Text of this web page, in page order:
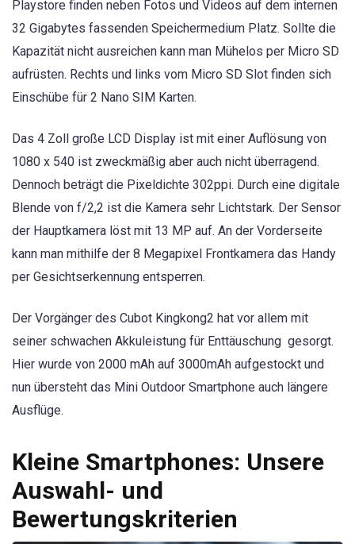
Playstore finden neben Fotos und Videos auf dem internen
32 Gigabytes fassenden Speichermedium Platz. Sollte die
Kapazität nicht ausreichen kann man Mühelos per Micro SD
aufrüsten. Rechts und links vom Micro SD Slot finden sich
Einschübe für 2 Nano SIM Karten.
Das 4 Zoll große LCD Display ist mit einer Auflösung von
1080 x 540 ist zweckmäßig aber auch nicht überragend.
Dennoch beträgt die Pixeldichte 302ppi. Durch eine digitale
Blende von f/2,2 ist die Kamera sehr Lichtstark. Der Sensor
der Hauptkamera löst mit 13 MP auf. An der Vorderseite
kann man mithilfe der 8 Megapixel Frontkamera das Handy
per Gesichtserkennung entsperren.
Der Vorgänger des Cubot Kingkong2 hat vor allem mit
seiner schwachen Akkuleistung für Enttäuschung gesorgt.
Hier wurde von 2000 mAh auf 3000mAh aufgestockt und
nun übersteht das Mini Outdoor Smartphone auch längere
Ausflüge.
Kleine Smartphones: Unsere
Auswahl- und
Bewertungskriterien